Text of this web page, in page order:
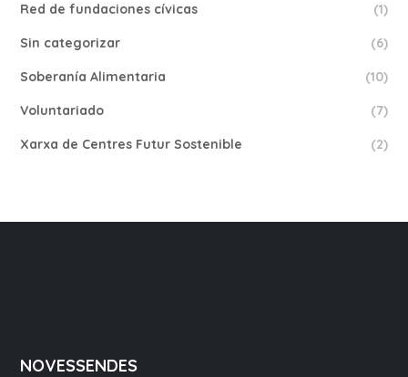
Red de fundaciones cívicas (1)
Sin categorizar (6)
Soberanía Alimentaria (10)
Voluntariado (7)
Xarxa de Centres Futur Sostenible (2)
NOVESSENDES